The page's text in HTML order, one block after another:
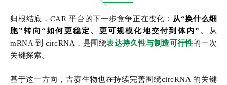
归根结底，CAR 平台的下一步竞争正在变化： 从“换什么细
胞”转向“如何更稳定、更可规模化地交付到体内” 。从
mRNA 到 circRNA，是围绕表达持久性与制造可行性的一次
关键探索。
基于这一方向，吉赛生物也在持续完善围绕circRNA 的关键